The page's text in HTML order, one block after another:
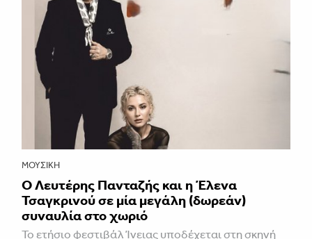
ΜΟΥΣΙΚΉ
Ο Λευτέρης Πανταζής και η Έλενα
Τσαγκρινού σε μία μεγάλη (δωρεάν)
συναυλία στο χωριό
Το ετήσιο φεστιβάλ Ίνειας υποδέχεται στη σκηνή